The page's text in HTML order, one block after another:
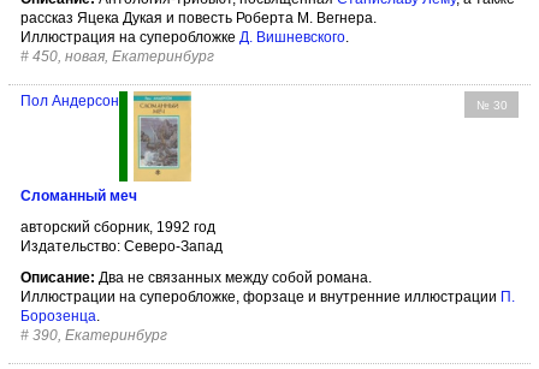
рассказ Яцека Дукая и повесть Роберта М. Вегнера.
Иллюстрация на суперобложке Д. Вишневского.
# 450, новая, Екатеринбург
№ 30
Пол Андерсон
Сломанный меч
авторский сборник, 1992 год
Издательство: Северо-Запад
Описание: Два не связанных между собой романа.
Иллюстрации на суперобложке, форзаце и внутренние иллюстрации П.
Борозенца
# 390, Екатеринбург